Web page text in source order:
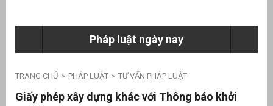
Pháp luật ngày nay
TRANG CHỦ PHÁP LUẬT TƯ VẤN PHÁP LUẬT
Giấy phép xây dựng khác với Thông báo khởi